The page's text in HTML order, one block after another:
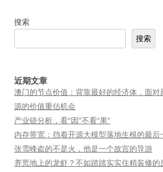
搜索
搜索
近期文章
澳门的节点价值：背靠最好的经济体，面
源的价值重估机会
产业链分析，看“因”不看“果”
内存带宽：挡着开源大模型落地生根的最后
张雪峰盗的不是火，他是一个故宫的导游
养荒地上的龙虾？不如踏踏实实住精装修的